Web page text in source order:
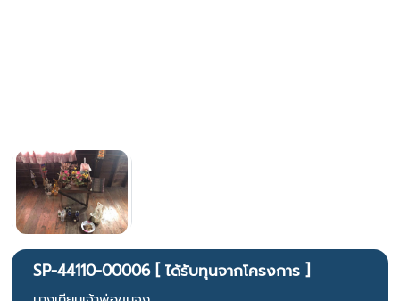
SP-44110-00006 [ ได้รับทุนจากโครงการ ]